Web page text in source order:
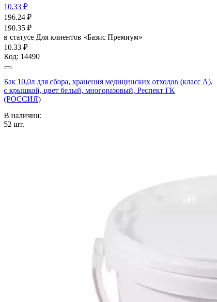
10.33 ₽
196.24 ₽
190.35 ₽
в статусе Для клиентов «Базис Премиум»
10.33 ₽
Код: 14490
Бак 10,0л для сбора, хранения медицинских отходов (класс А),
с крышкой, цвет белый, многоразовый, Респект ГК
(РОССИЯ)
В наличии:
52 шт.